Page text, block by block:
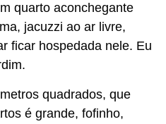
quarto aconchegante
jacuzzi ao ar livre,
ficar hospedada nele. Eu
quadrados, que
é grande, fofinho,